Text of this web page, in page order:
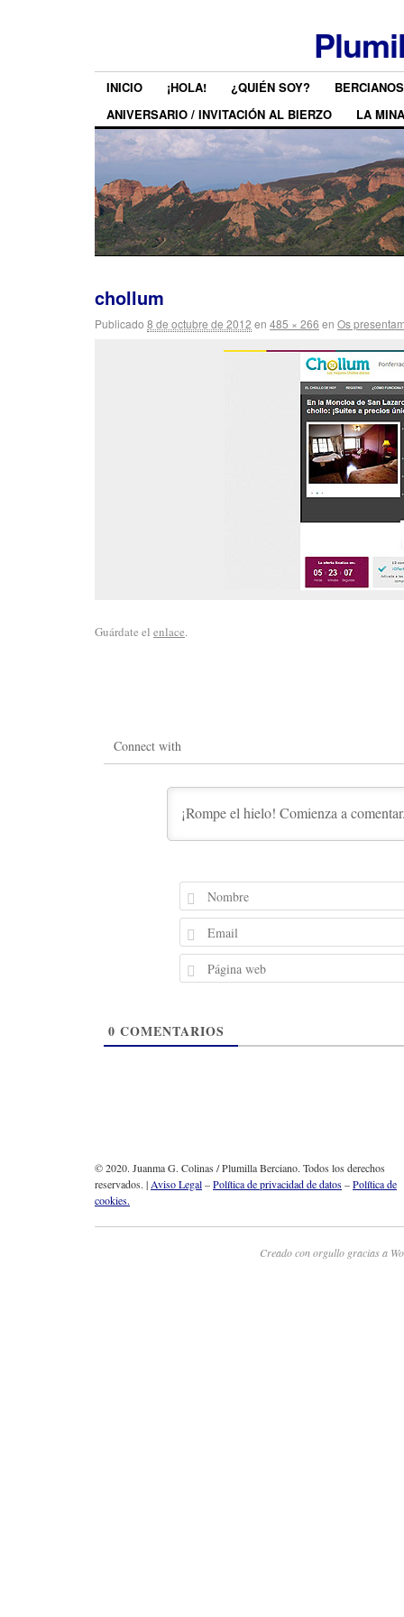
INICIO ¡HOLA! ¿QUIÉN SOY?
ANIVERSARIO / INVITACIÓN AL BIERZO
LA MINA
chollum
Publicado 8 de octubre de 2012 en 485 × 266 en Os
Guárdate el enlace.
Connect with
0 COMENTARIOS
© 2020. Juanma G. Colinas / Plumilla Berciano. Todos los derechos
reservados. | Aviso Legal–Política de privacidad de datos–Política de
cookies.
Creado con orgullo gracias a